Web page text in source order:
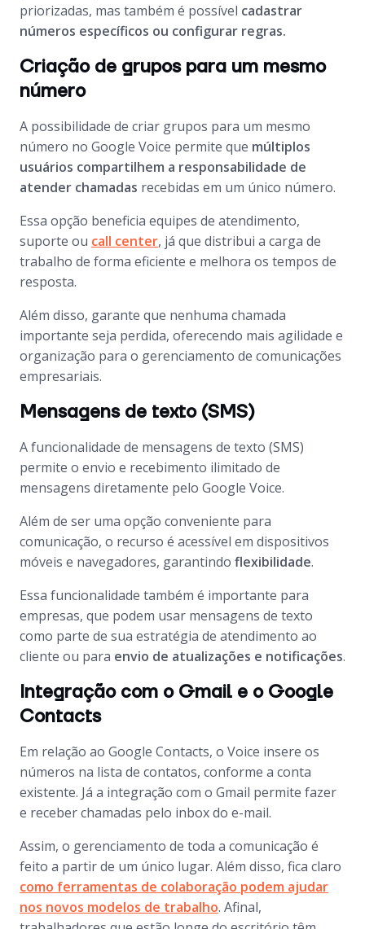
priorizadas, mas também é possível cadastrar
números específicos ou configurar regras.
Criação de grupos para um mesmo
número
A possibilidade de criar grupos para um mesmo
número no Google Voice permite que múltiplos
usuários compartilhem a responsabilidade de
atender chamadas recebidas em um único número.
Essa opção beneficia equipes de atendimento,
suporte ou call center, já que distribui a carga de
trabalho de forma eficiente e melhora os tempos de
resposta.
Além disso, garante que nenhuma chamada
importante seja perdida, oferecendo mais agilidade e
organização para o gerenciamento de comunicações
empresariais.
Mensagens de texto (SMS)
A funcionalidade de mensagens de texto (SMS)
permite o envio e recebimento ilimitado de
mensagens diretamente pelo Google Voice.
Além de ser uma opção conveniente para
comunicação, o recurso é acessível em dispositivos
móveis e navegadores, garantindo flexibilidade.
Essa funcionalidade também é importante para
empresas, que podem usar mensagens de texto
como parte de sua estratégia de atendimento ao
cliente ou para envio de atualizações e notificações.
Integração com o Gmail e o Google
Contacts
Em relação ao Google Contacts, o Voice insere os
números na lista de contatos, conforme a conta
existente. Já a integração com o Gmail permite fazer
e receber chamadas pelo inbox do e-mail.
Assim, o gerenciamento de toda a comunicação é
feito a partir de um único lugar. Além disso, fica claro
como ferramentas de colaboração podem ajudar
nos novos modelos de trabalho. Afinal,